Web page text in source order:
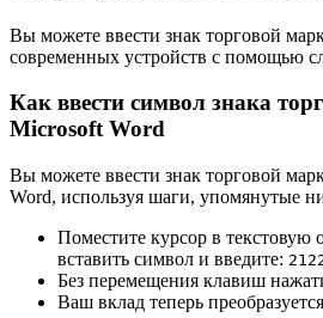
Вы можете ввести знак торговой
современных устройств с помощью
Как ввести символ знака
Microsoft Word
Вы можете ввести знак торговой
Word, используя шаги, упомянутые
Поместите курсор в текстовую
вставить символ и введите: 212
Без перемещения клавиш
Ваш вклад теперь